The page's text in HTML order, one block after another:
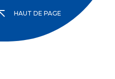
HAUT DE PAGE